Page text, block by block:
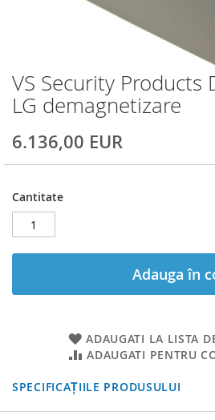
VS Security Products
LG demagnetizare
6.136,00 EUR
Cantitate
Adauga în
ADAUGATI LA LISTA
ADAUGATI PENTRU
SPECIFICAȚIILE PRODUSULUI
Skip
to
the
of
gallery